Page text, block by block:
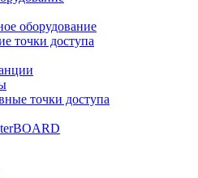
оборудование
точки доступа
точки доступа